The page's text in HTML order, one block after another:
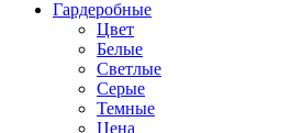
Гардеробные
Цвет
Белые
Светлые
Серые
Темные
Цена